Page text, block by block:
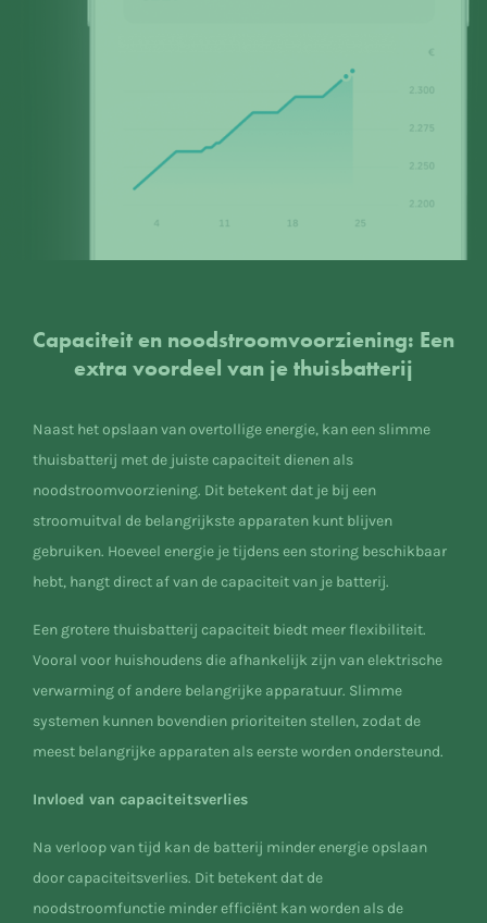
Capaciteit en noodstroomvoorziening: Een
extra voordeel van je thuisbatterij
Naast het opslaan van overtollige energie, kan een slimme
thuisbatterij met de juiste capaciteit dienen als
noodstroomvoorziening. Dit betekent dat je bij een
stroomuitval de belangrijkste apparaten kunt blijven
gebruiken. Hoeveel energie je tijdens een storing beschikbaar
hebt, hangt direct af van de capaciteit van je batterij.
Een grotere thuisbatterij capaciteit biedt meer flexibiliteit.
Vooral voor huishoudens die afhankelijk zijn van elektrische
verwarming of andere belangrijke apparatuur. Slimme
systemen kunnen bovendien prioriteiten stellen, zodat de
meest belangrijke apparaten als eerste worden ondersteund.
Invloed van capaciteitsverlies
Na verloop van tijd kan de batterij minder energie opslaan
door capaciteitsverlies. Dit betekent dat de
noodstroomfunctie minder efficiënt kan worden als de